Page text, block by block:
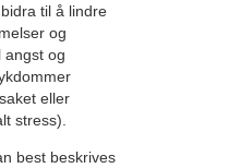
til å lindre
og
angst og
eller
stress).
best beskrives